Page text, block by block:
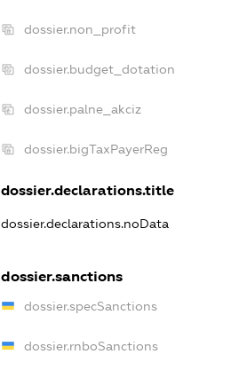
dossier.non_profit
dossier.budget_dotation
dossier.palne_akciz
dossier.bigTaxPayerReg
dossier.declarations.title
dossier.declarations.noData
dossier.sanctions
dossier.specSanctions
dossier.rnboSanctions